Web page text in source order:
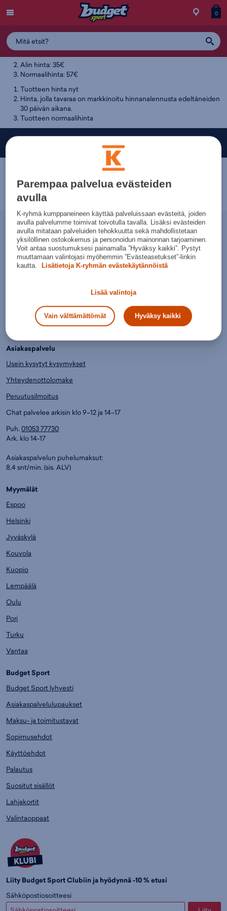
Siirry
0
Tuotteen hintahistoria
39,95€
Alin hinta: 35€
Normaalihinta: 57€
Tuotteen hinta nyt
Hinta, jolla tavaraa on markkinoitu hinnanalennusta edeltäneiden
30 päivän aikana.
Tuotteen normaalihinta
Budget Sport — Liikuttavan halpa urheilukauppa!
Nopeammin.
Tilaukset toimitetaan sinulle jopa kolmessa päivässä.
Helpommin.
Edullisemmin.
Jo yli 6000 huippuhalpaa tuotetta, joista saat K-Plussa-pisteitä.
Asiakaspalvelu
Usein kysytyt kysymykset
Yhteydenottolomake
Peruutusilmoitus
Chat palvelee arkisin klo 9–12 ja 14–17
Puh. 01053 77730
Ark. klo 14-17
Asiakaspalvelun puhelumaksut:
8,4 snt/min. (sis. ALV)
Myymälät
Espoo
Helsinki
Jyväskylä
Kouvola
Kuopio
Lempäälä
Oulu
Pori
Turku
Vantaa
Budget Sport
Budget Sport lyhyesti
Asiakaspalvelulupaukset
Maksu- ja toimitustavat
Sopimusehdot
Käyttöehdot
Palautus
Suositut sisällöt
Lahjakortit
Valintaoppaat
Liity Budget Sport Clubiin ja hyödynnä -10 % etusi
Sähköpostiosoitteesi
Parempaa palvelua evästeiden
avulla
K-ryhmä kumppaneineen käyttää palveluissaan evästeitä, joiden
avulla palvelumme toimivat toivotulla tavalla. Lisäksi evästeiden
avulla mitataan palveluiden tehokkuutta sekä mahdollistetaan
yksilöllinen ostokokemus ja personoidun mainonnan tarjoaminen.
Voit antaa suostumuksesi painamalla ”Hyväksy kaikki”. Pystyt
muuttamaan valintojasi myöhemmin ”Evästeasetukset”-linkin
kautta.
Lisätietoja K-ryhmän evästekäytännöistä
Lisää valintoja
Vain välttämättömät Hyväksy kaikki